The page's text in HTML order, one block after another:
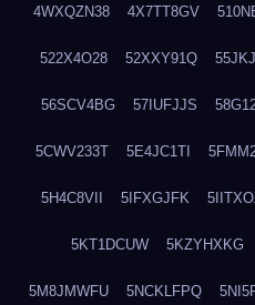
4WXQZN38 4X7TT8GV
522X4O28 52XXY91Q
56SCV4BG 57IUFJJS
5CWV233T 5E4JC1TI
5H4C8VII 5IFXGJFK
5KT1DCUW 5KZYHXKG
5M8JMWFU 5NCKLFPQ